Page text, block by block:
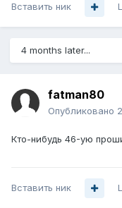
Вставить ник
4 months later...
fatman80
Опубликовано
Кто-нибудь 46-ую
Вставить ник